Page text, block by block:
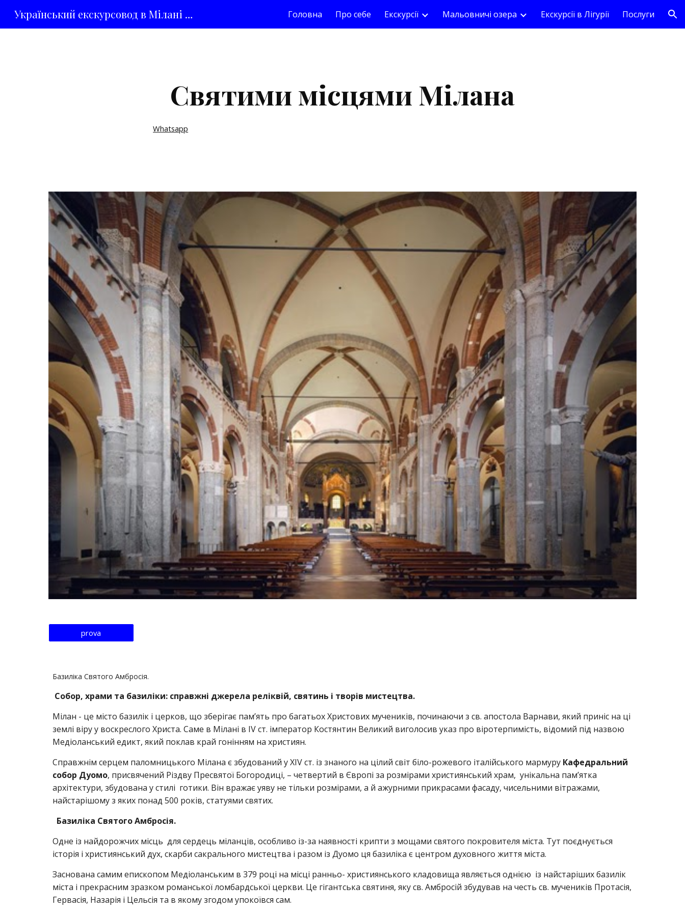
Skip to main content Skip to navigation
Український екскурсовод в Мілані Орися Максимюк Головна Про себе Екскурсії Мальовничі озера Екскурсії в Лігурії Послуги
Святими місцями Мілана
Whatsapp
prova
Базиліка Святого Амбросія.
Собор, храми та базиліки: справжні джерела реліквій, святинь і творів мистецтва.
Мілан - це місто базилік і церков, що зберігає пам’ять про багатьох Христових мучеників, починаючи з св. апостола Варнави, який приніс на ці
землі віру у воскреслого Христа. Саме в Мілані в ІV ст. імператор Костянтин Великий виголосив указ про віротерпимість, відомий під назвою
Медіоланський едикт, який поклав край гонінням на християн.
Справжнім серцем паломницького Мілана є збудований у ХІV ст. із знаного на цілий світ біло-рожевого італійського мармуру Кафедральний
собор Дуомо, присвячений Різдву Пресвятої Богородиці, – четвертий в Європі за розмірами християнський храм, унікальна пам’ятка
архітектури, збудована у стилі готики. Він вражає уяву не тільки розмірами, а й ажурними прикрасами фасаду, чисельними вітражами,
найстарішому з яких понад 500 років, статуями святих.
Базиліка Святого Амбросія.
Одне із найдорожчих місць для сердець міланців, особливо із-за наявності крипти з мощами святого покровителя міста. Тут поєднується
історія і християнський дух, скарби сакрального мистецтва і разом із Дуомо ця базиліка є центром духовного життя міста.
Заснована самим епископом Медіоланським в 379 році на місці ранньо- християнського кладовища являється однією із найстаріших базилік
міста і прекрасним зразком романської ломбардської церкви. Це гігантська святиня, яку св. Амбросій збудував на честь св. мучеників Протасія,
Гервасія, Назарія і Цельсія та в якому згодом упокоївся сам.